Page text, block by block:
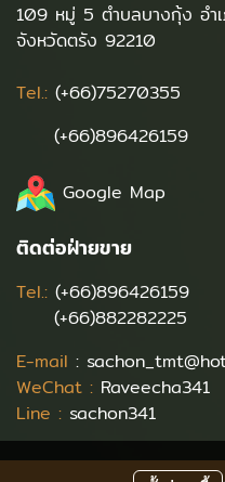
109 หมู่ 5 ตำบลบางกุ้ง อำ
จังหวัดตรัง 92210
Tel.: (+66)75270355
(+66)896426159
Google Map
ติดต่อฝ่ายขาย
Tel.: (+66)896426159
(+66)882282225
E-mail :
WeChat : Raveecha341
Line : sachon341